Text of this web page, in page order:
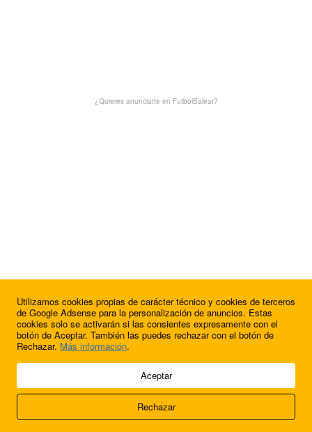
¿Quieres anunciarte en FutbolBalear?
¿Quieres anunciarte en FutbolBalear?
© 2009 - 2026 Soluciones Corporativas IP, SL.
Acerca de nosotros
FútbolBalear
Utilizamos cookies propias de carácter técnico y cookies de terceros
de Google Adsense para la personalización de anuncios. Estas
cookies solo se activarán si las consientes expresamente con el
botón de Aceptar. También las puedes rechazar con el botón de
Rechazar. Más información.
Aceptar
Rechazar